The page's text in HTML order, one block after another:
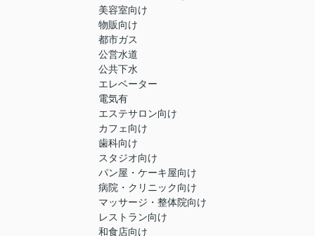
美容室向け
物販向け
都市ガス
公営水道
公共下水
エレベーター
電気有
エステサロン向け
カフェ向け
歯科向け
スタジオ向け
パン屋・ケーキ屋向け
病院・クリニック向け
マッサージ・整体院向け
レストラン向け
和食店向け